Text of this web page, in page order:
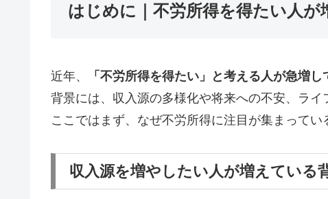
はじめに｜不労所得を得たい人が
近年、
「不労所得を得たい」と考える人が急増し
背景には、収入源の多様化や将来への不安、ラ
ここではまず、なぜ不労所得に注目が集まってい
収入源を増やしたい人が増えている